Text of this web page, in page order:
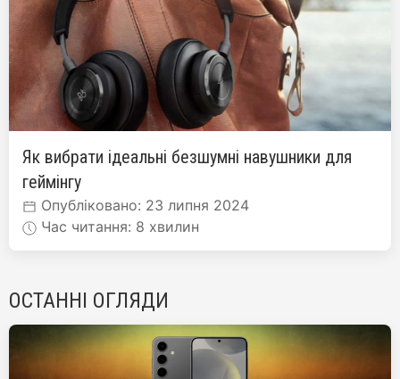
Як вибрати ідеальні безшумні навушники для
геймінгу
Опубліковано: 23 липня 2024
Час читання: 8 хвилин
ОСТАННІ ОГЛЯДИ